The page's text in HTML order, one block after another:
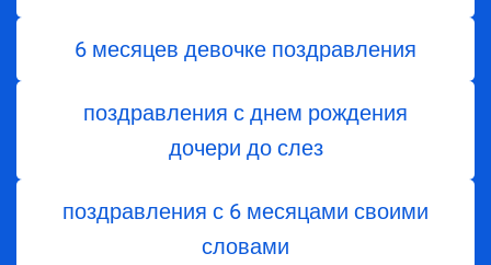
6 месяцев девочке поздравления
поздравления с днем ​​рождения
дочери до слез
поздравления с 6 месяцами своими
словами